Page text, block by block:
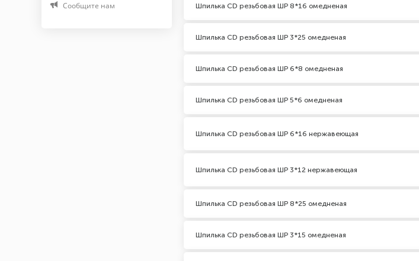
А2-70
Сообщите нам Шпилька CD резьбовая ШР 8*16 омедненая
Шпилька CD резьбовая ШР 3*25 омедненая
Шпилька CD резьбовая ШР 6*8 омедненая
Шпилька CD резьбовая ШР 5*6 омедненая
Шпилька CD резьбовая ШР 6*16 нержавеющая
Шпилька CD резьбовая ШР 3*12 нержавеющая
Шпилька CD резьбовая ШР 8*25 омедненая
Шпилька CD резьбовая ШР 3*15 омедненая